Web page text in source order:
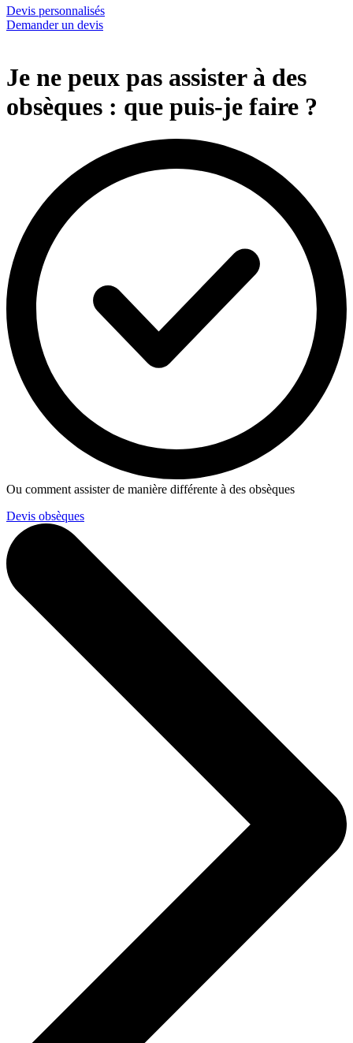
Devis personnalisés
Demander un devis
Je ne peux pas assister à des
obsèques : que puis-je faire ?
Ou comment assister de manière différente à des obsèques
Devis obsèques